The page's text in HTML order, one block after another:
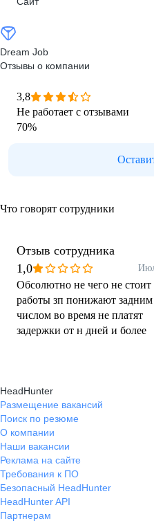
Dream Job
Отзывы о компании
3,8
Не работает с отзывами
70%
Что говорят сотрудники
Отзыв сотрудника
1,0
Обсолютно не чего не стоит
работы зп понижают задним
числом во время не платят
задержки от н дней и более
HeadHunter
Размещение вакансий
Поиск по резюме
О компании
Наши вакансии
Реклама на сайте
Требования к ПО
Безопасный HeadHunter
HeadHunter API
Партнерам